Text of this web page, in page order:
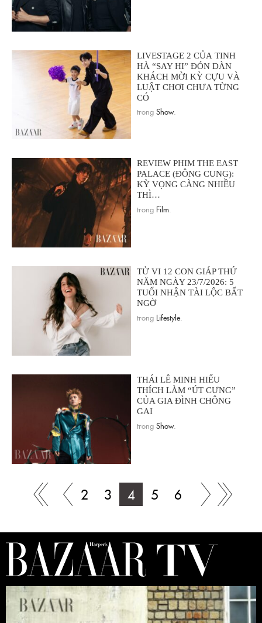
LIVESTAGE 2 CỦA TINH
HÀ “SAY HI” ĐÓN DÀN
KHÁCH MỜI KỲ CỰU VÀ
LUẬT CHƠI CHƯA TỪNG
CÓ
trong Show.
REVIEW PHIM THE EAST
PALACE (ĐÔNG CUNG):
KỲ VỌNG CÀNG NHIỀU
THÌ…
trong Film
TỬ VI 12 CON GIÁP THỨ
NĂM NGÀY 23/7/2026: 5
TUỔI NHẬN TÀI LỘC BẤT
NGỜ
trong Lifestyle
THÁI LÊ MINH HIẾU
THÍCH LÀM “ÚT CƯNG”
CỦA GIA ĐÌNH CHÔNG
GAI
trong Show.
2 3 4 5 6